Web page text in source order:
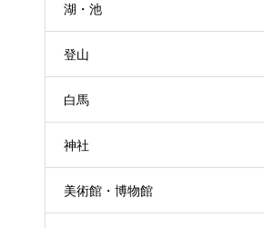
湖・池
登山
白馬
神社
美術館・博物館